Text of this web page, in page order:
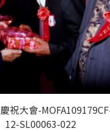
祝大會-
12-SL00063-022